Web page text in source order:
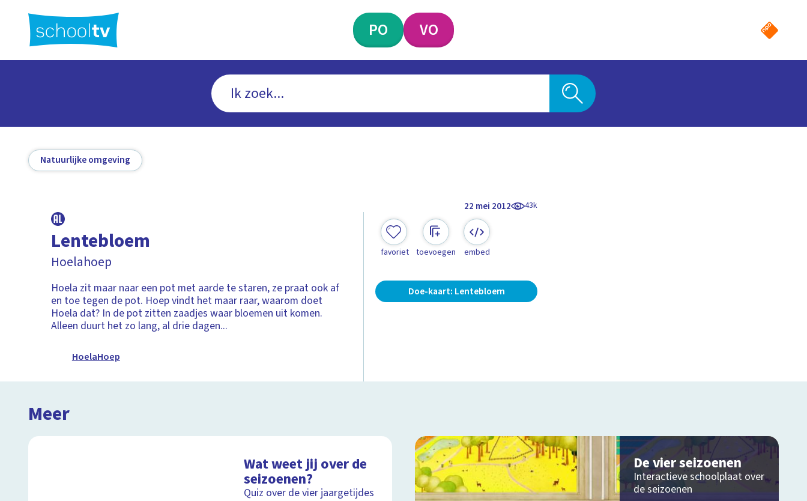
hoofdinhoud
PO VO
Natuurlijke omgeving
22 mei 2012 43k
Lentebloem
Hoelahoep
Hoela zit maar naar een pot met aarde te staren, ze praat ook af
en toe tegen de pot. Hoep vindt het maar raar, waarom doet
Hoela dat? In de pot zitten zaadjes waar bloemen uit komen.
Alleen duurt het zo lang, al drie dagen...
HoelaHoep
favoriet toevoegen embed
Doe-kaart: Lentebloem
Meer
Wat weet jij over de
seizoenen?
Quiz over de vier jaargetijdes
De vier seizoenen
Interactieve schoolplaat over
de seizoenen